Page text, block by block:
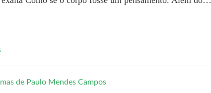
de Paulo Mendes Campos